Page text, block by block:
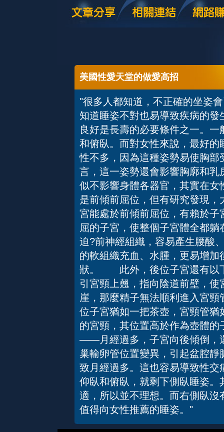
美國性愛天堂的做愛高招
"很多人都知道，不正確的坐姿
知道睡姿不對也易導致疾病的
良好是長壽的必要條件之一。
和俯臥。而對女性來說，最好
性不多，因為這種姿勢易使胸
言，這一姿勢還會影響胸廓和
似不影響身體各器官，其實在
是前傾前屈位，但有研究發現
宮能處於前傾前屈位，有賴於
屈的子宮，使整個子宮體全都
迫?前神經組織，容易產生腰酸
的軟組織充血、水腫，更易增
狀。 此外，後位子宮還有
引宮頸上翹，指向陰道前壁，
崖，那麼精子無法順利進入
位子宮猶如一把茶壺，宮頸管
的宮頸，其位置高於作為壺體
——月經過多，子宮向後傾倒，
巢輸卵管位置變異，引起盆腔
致月經過多。這也容易導致性
仰臥和俯臥，就剩下側臥睡姿
適，所以並不理想。而右側臥
值得向女性推薦的睡姿。"